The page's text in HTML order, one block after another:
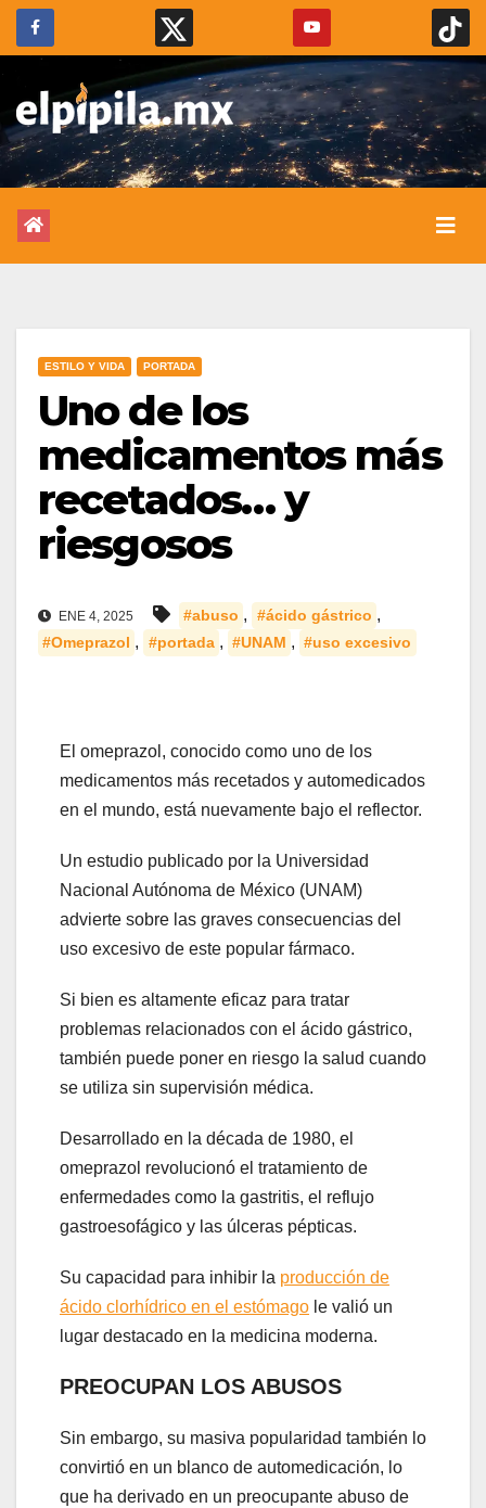
ESTILO Y VIDA PORTADA
Uno de los
medicamentos más
recetados… y
riesgosos
ENE 4, 2025 #abuso , #ácido gástrico ,
#Omeprazol , #portada , #UNAM , #uso excesivo
El omeprazol, conocido como uno de los
medicamentos más recetados y automedicados
en el mundo, está nuevamente bajo el reflector.
Un estudio publicado por la Universidad
Nacional Autónoma de México (UNAM)
advierte sobre las graves consecuencias del
uso excesivo de este popular fármaco.
Si bien es altamente eficaz para tratar
problemas relacionados con el ácido gástrico,
también puede poner en riesgo la salud cuando
se utiliza sin supervisión médica.
Desarrollado en la década de 1980, el
omeprazol revolucionó el tratamiento de
enfermedades como la gastritis, el reflujo
gastroesofágico y las úlceras pépticas.
Su capacidad para inhibir la producción de
ácido clorhídrico en el estómago le valió un
lugar destacado en la medicina moderna.
PREOCUPAN LOS ABUSOS
Sin embargo, su masiva popularidad también lo
convirtió en un blanco de automedicación, lo
que ha derivado en un preocupante abuso de